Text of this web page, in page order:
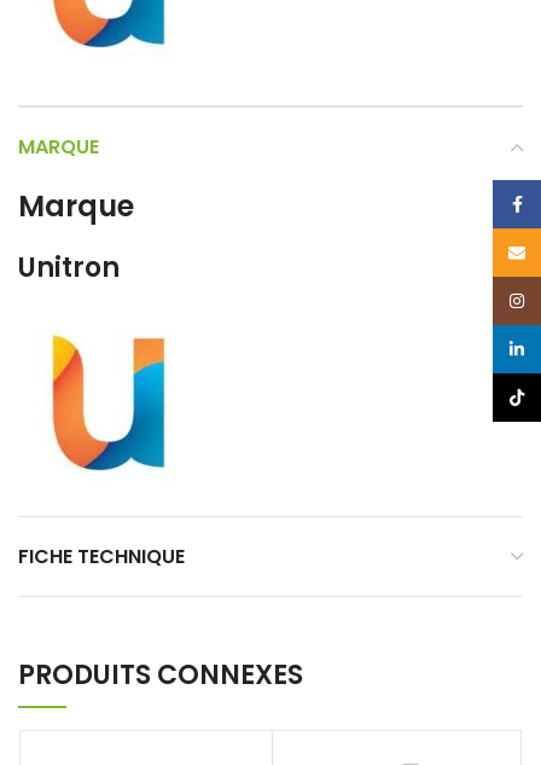
MARQUE
Marque
Unitron
FICHE TECHNIQUE
PRODUITS CONNEXES
Email